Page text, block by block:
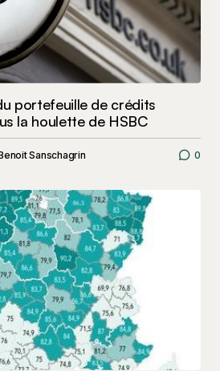
portefeuille de crédits
la houlette de HSBC
Sanschagrin 0